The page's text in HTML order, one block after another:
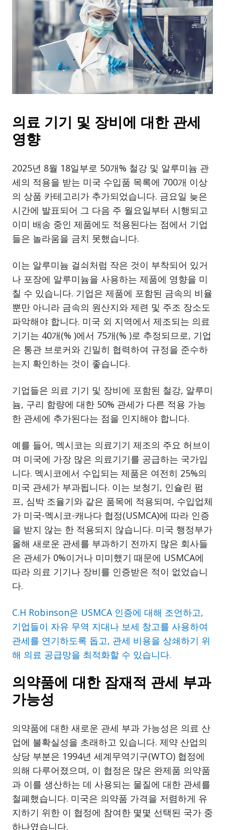
의료 기기 및 장비에 대한 관세
영향
2025년 8월 18일부로 50개% 철강 및 알루미늄 관
세의 적용을 받는 미국 수입품 목록에 700개 이상
의 상품 카테고리가 추가되었습니다. 금요일 늦은
시간에 발표되어 그 다음 주 월요일부터 시행되고
이미 배송 중인 제품에도 적용된다는 점에서 기업
들은 놀라움을 금치 못했습니다.
이는 알루미늄 걸쇠처럼 작은 것이 부착되어 있거
나 포장에 알루미늄을 사용하는 제품에 영향을 미
칠 수 있습니다. 기업은 제품에 포함된 금속의 비율
뿐만 아니라 금속의 원산지와 제련 및 주조 장소도
파악해야 합니다. 미국 외 지역에서 제조되는 의료
기기는 40개(% )에서 75개(% )로 추정되므로, 기업
은 통관 브로커와 긴밀히 협력하여 규정을 준수하
는지 확인하는 것이 좋습니다.
기업들은 의료 기기 및 장비에 포함된 철강, 알루미
늄, 구리 함량에 대한 50% 관세가 다른 적용 가능
한 관세에 추가된다는 점을 인지해야 합니다.
예를 들어, 멕시코는 의료기기 제조의 주요 허브이
며 미국에 가장 많은 의료기기를 공급하는 국가입
니다. 멕시코에서 수입되는 제품은 여전히 25%의
미국 관세가 부과됩니다. 이는 보청기, 인슐린 펌
프, 심박 조율기와 같은 품목에 적용되며, 수입업체
가 미국-멕시코-캐나다 협정(USMCA)에 따라 인증
을 받지 않는 한 적용되지 않습니다. 미국 행정부가
올해 새로운 관세를 부과하기 전까지 많은 회사들
은 관세가 0%이거나 미미했기 때문에 USMCA에
따라 의료 기기나 장비를 인증받은 적이 없었습니
다.
C.H Robinson은 USMCA 인증에 대해 조언하고,
기업들이 자유 무역 지대나 보세 창고를 사용하여
관세를 연기하도록 돕고, 관세 비용을 상쇄하기 위
해 의료 공급망을 최적화할 수 있습니다.
의약품에 대한 잠재적 관세 부과
가능성
의약품에 대한 새로운 관세 부과 가능성은 의료 산
업에 불확실성을 초래하고 있습니다. 제약 산업의
상당 부분은 1994년 세계무역기구(WTO) 협정에
의해 다루어졌으며, 이 협정은 많은 완제품 의약품
과 이를 생산하는 데 사용되는 물질에 대한 관세를
철폐했습니다. 미국은 의약품 가격을 저렴하게 유
지하기 위한 이 협정에 참여한 몇몇 선택된 국가 중
하나였습니다.